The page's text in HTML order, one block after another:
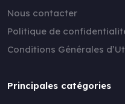
Nous contacter
Politique de
Conditions Générales
Principales catégories